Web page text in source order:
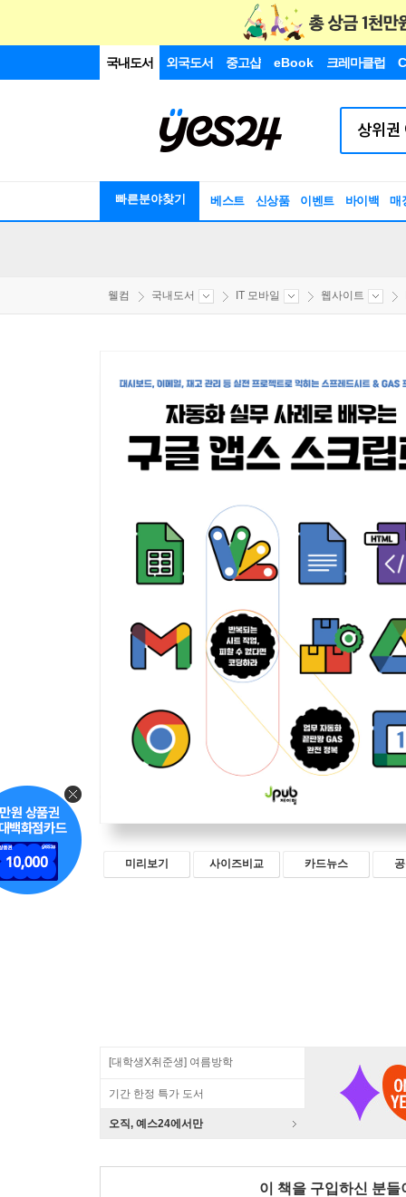
국내도서 외국도서 중고샵 eBook 크레마클럽
빠른분야찾기 베스트 신상품 이벤트 바이백 매
웰컴 국내도서 IT 모바일 웹사이트
미리보기 사이즈비교 카드뉴스
[대학생X취준생] 여름방학
기간 한정 특가 도서
오직, 예스24에서만
이 책을 구입하신 분